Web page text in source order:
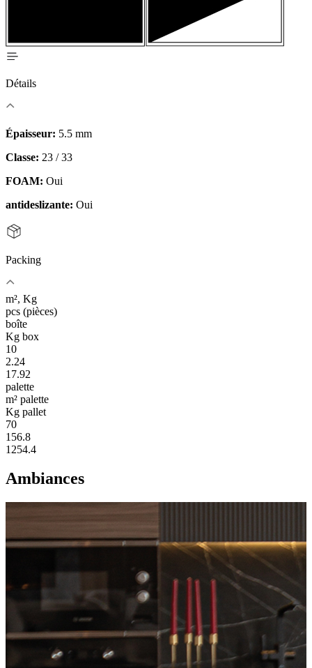
Détails
Épaisseur: 5.5 mm
Classe: 23 / 33
FOAM: Oui
antideslizante: Oui
Packing
m², Kg
pcs (pièces)
boîte
Kg box
10
2.24
17.92
palette
m² palette
Kg pallet
70
156.8
1254.4
Ambiances